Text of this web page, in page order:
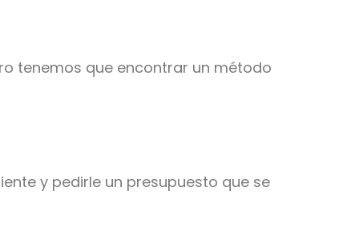
tenemos que encontrar un método
y pedirle un presupuesto que se